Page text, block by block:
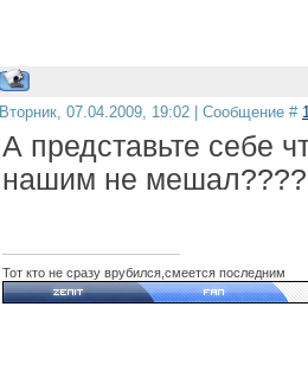
Вторник, 07.04.2009, 19:02 | Сообщение #
А представьте себе
нашим не
Тот кто не сразу врубился,смеется последним